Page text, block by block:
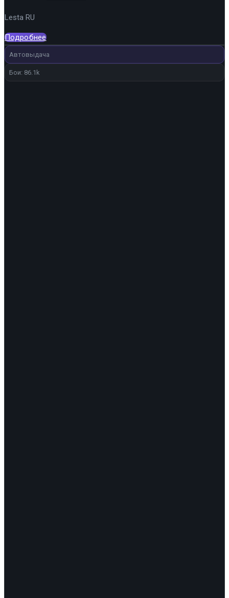
6
300 ₽.
Lesta RU
Подробнее
Автовыдача
Бои: 86.1k